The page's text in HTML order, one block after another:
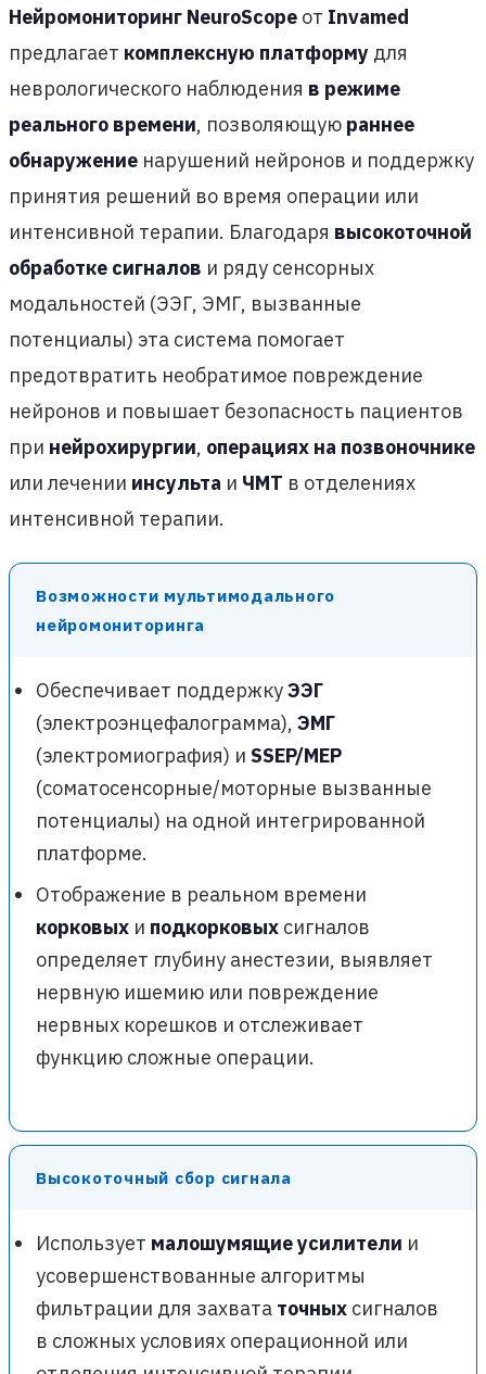
Нейромониторинг NeuroScope от Invamed
предлагает комплексную платформу для
неврологического наблюдения в режиме
реального времени, позволяющую раннее
обнаружение нарушений нейронов и поддержку
принятия решений во время операции или
интенсивной терапии. Благодаря высокоточной
обработке сигналов и ряду сенсорных
модальностей (ЭЭГ, ЭМГ, вызванные
потенциалы) эта система помогает
предотвратить необратимое повреждение
нейронов и повышает безопасность пациентов
при нейрохирургии, операциях на позвоночнике
или лечении инсульта и ЧМТ в отделениях
интенсивной терапии.
Возможности мультимодального
нейромониторинга
Обеспечивает поддержкуЭЭГ
(электроэнцефалограмма), ЭМГ
(электромиография) и SSEP/MEP
(соматосенсорные/моторные вызванные
потенциалы) на одной интегрированной
платформе.
Отображение в реальном времени
корковых и подкорковых сигналов
определяет глубину анестезии, выявляет
нервную ишемию или повреждение
нервных корешков и отслеживает
функцию сложные операции.
Высокоточный сбор сигнала
Использует малошумящие усилители и
усовершенствованные алгоритмы
фильтрации для захвата точных сигналов
в сложных условиях операционной или